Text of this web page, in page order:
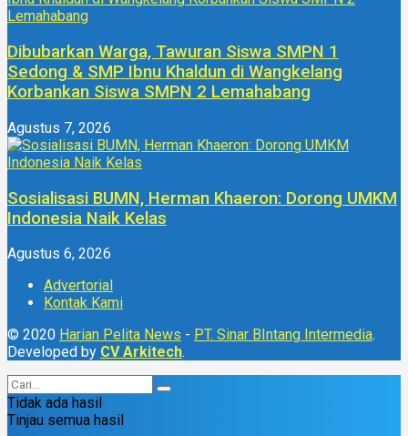
Dibubarkan Warga, Tawuran Siswa SMPN 1
Sedong & SMP Ibnu Khaldun di Wangkelang
Korbankan Siswa SMPN 2 Lemahabang
Agustus 7, 2026
Sosialisasi BUMN, Herman Khaeron: Dorong UMKM
Indonesia Naik Kelas
Agustus 6, 2026
Advertorial
Kontak Kami
© 2020 Harian Pelita News - PT. Sinar BIntang Intermedia.
Developed by CV Arkitech.
Tidak ada hasil
Tinjau semua hasil